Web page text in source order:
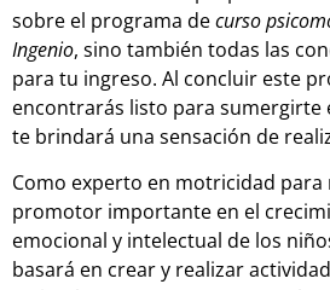
sobre el programa decurso
Ingenio, sino también todas las
para tu ingreso. Al concluir este
encontrarás listo para sumergirte
te brindará una sensación de
Como experto en motricidad para
promotor importante en el
emocional y intelectual de los
basará en crear y realizar